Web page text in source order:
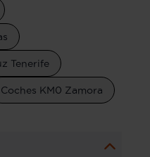
Tenerife
Coches KM0 Zamora